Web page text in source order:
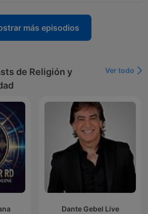
más episodios
de Religión y
Ver todo
Dante Gebel Live